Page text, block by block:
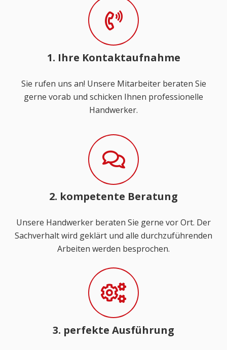
1. Ihre Kontaktaufnahme
Sie rufen uns an! Unsere Mitarbeiter beraten Sie
gerne vorab und schicken Ihnen professionelle
Handwerker.
2. kompetente Beratung
Unsere Handwerker beraten Sie gerne vor Ort. Der
Sachverhalt wird geklärt und alle durchzuführenden
Arbeiten werden besprochen.
3. perfekte Ausführung